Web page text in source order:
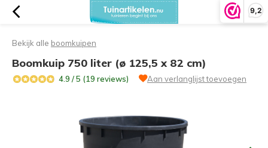
9,2
Bekijk alle boomkuipen
Boomkuip 750 liter (ø 125,5 x 82 cm)
4.9 / 5 (19 reviews) Aan verlanglijst toevoegen